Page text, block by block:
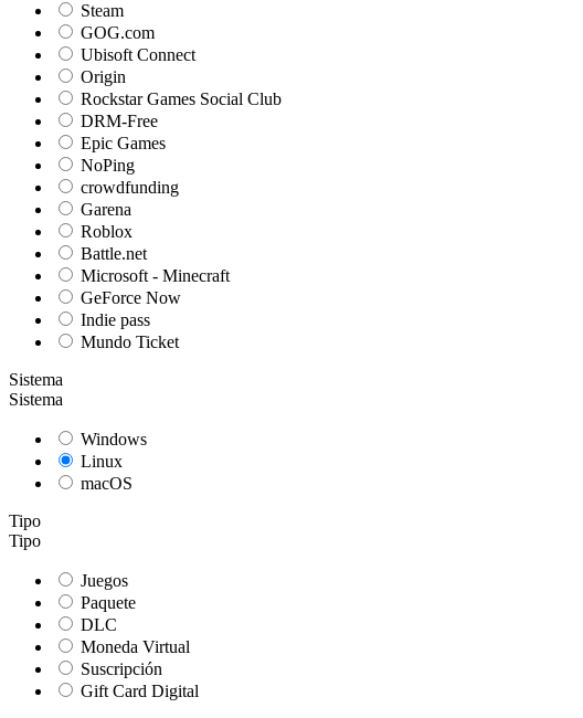
Steam
GOG.com
Ubisoft Connect
Origin
Rockstar Games Social Club
DRM-Free
Epic Games
NoPing
crowdfunding
Garena
Roblox
Battle.net
Microsoft - Minecraft
GeForce Now
Indie pass
Mundo Ticket
Sistema
Sistema
Windows
Linux
macOS
Tipo
Tipo
Juegos
Paquete
DLC
Moneda Virtual
Suscripción
Gift Card Digital